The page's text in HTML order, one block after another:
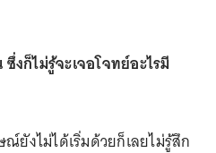
งก็ไม่รู้จะเจอโจทย์อะไรมี
งไม่ได้เริ่มด้วยก็เลยไม่รู้สึก